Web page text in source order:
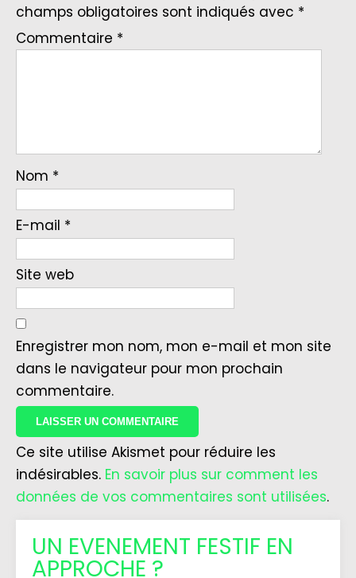
champs obligatoires sont indiqués avec *
Commentaire *
Nom *
E-mail *
Site web
Enregistrer mon nom, mon e-mail et mon site
dans le navigateur pour mon prochain
commentaire.
Ce site utilise Akismet pour réduire les
indésirables. En savoir plus sur comment les
données de vos commentaires sont utilisées.
UN EVENEMENT FESTIF EN
APPROCHE ?